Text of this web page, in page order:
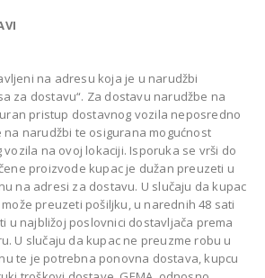
na adresu koja je u narudžbi
za dostavu“. Za dostavu narudžbe na
pristup dostavnog vozila neposredno
narudžbi te osigurana mogućnost
na ovoj lokaciji. Isporuka se vrši do
proizvode kupac je dužan preuzeti u
na adresi za dostavu. U slučaju da kupac
preuzeti pošiljku, u narednih 48 sati
u najbližoj poslovnici dostavljača prema
U slučaju da kupac ne preuzme robu u
te je potrebna ponovna dostava, kupcu